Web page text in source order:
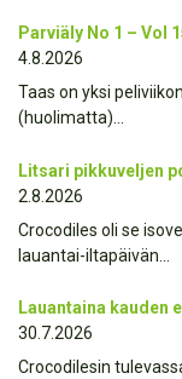
Parviäly No 1 – Vol
4.8.2026
Taas on yksi
(huolimatta)…
Litsari pikkuveljen
2.8.2026
Crocodiles oli se
lauantai-iltapäivän…
Lauantaina kauden
30.7.2026
Crocodilesin